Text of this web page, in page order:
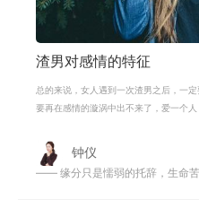
渣男对感情的特征
总的来说，女人遇到一次渣男之后，一
要再在感情的漩涡中出不来了，爱一个
钟仪
—— 缘分只是懦弱的托辞，生命